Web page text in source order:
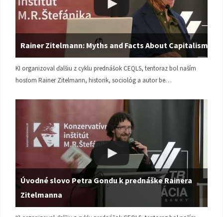
Rainer Zitelmann: Myths and Facts About Capitalism
KI organizoval ďalšiu z cyklu prednášok CEQLS, tentoraz bol naším
hosťom Rainer Zitelmann, historik, sociológ a autor be…
Úvodné slovo Petra Gondu k prednáške Rainera
Zitelmanna